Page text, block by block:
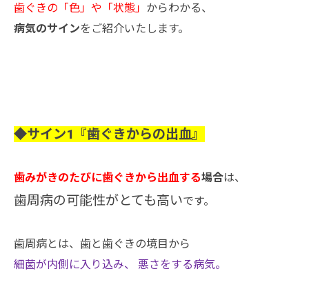
歯ぐきの「色」や「状態」 からわかる、
病気のサインをご紹介いたします。
◆サイン1『歯ぐきからの出血』
歯みがきのたびに歯ぐきから出血する場合は、
歯周病の可能性がとても高いです。
歯周病とは、歯と歯ぐきの境目から
細菌が内側に入り込み、 悪さをする病気。